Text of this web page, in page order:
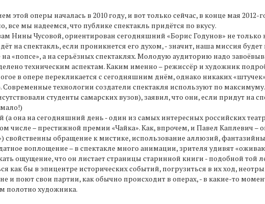
этой оперы началась в 2010 году, и вот только сейчас, в конце мая
все мы надеемся, что публике спектакль придётся по вкусу.
Нины Чусовой, ориентирован сегодняшний «Борис Годунов» не только
на спектакль, если проникнется его духом, - значит, наша миссия
«попсе», а на серьёзных спектаклях. Молодую аудиторию надо
техническим аспектам. Каким именно – режиссёр и художник
в опере перекликается с сегодняшним днём, однако никаких
Современные технологии создатели спектакля используют по
студенты самарских вузов), заявил, что они, если придут на
(а она на сегодняшний день - один из самых интересных российских
числе – престижной премии «Чайка». Как, впрочем, и Павел Каплевич –
свойственны обращение к мистике, использование аллюзий,
воплощение – в спектакле много анимации, зрителя удивят
ощущение, что он листает страницы старинной книги - подобной
как бы в эпицентре исторических событий, погрузиться в их ход,
и поют свои партии, как обычно происходит в операх, - в какие-то
полотно художника.